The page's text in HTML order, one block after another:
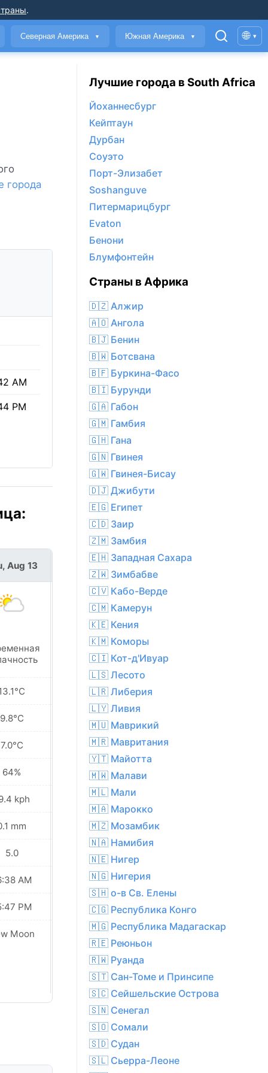
.
Северная Америка ▼ Южная Америка ▼ 🌐 ▾
города
AM
PM
Aug 13
9.8°C
7.0°C
64%
kph
mm
5.0
AM
PM
Moon
Fri, Aug 14
Солнечно
16.0°C
12.4°C
9.3°C
51%
8.6 kph
0.4 mm
6.0
06:37 AM
05:47 PM
Waxing
Crescent
Лучшие города в South Africa
Йоханнесбург
Кейптаун
Дурбан
Соуэто
Порт-Элизабет
Soshanguve
Питермарицбург
Evaton
Бенони
Блумфонтейн
Страны в Африка
🇩🇿 Алжир
🇦🇴 Ангола
🇧🇯 Бенин
🇧🇼 Ботсвана
🇧🇫 Буркина-Фасо
🇧🇮 Бурунди
🇬🇦 Габон
🇬🇲 Гамбия
🇬🇭 Гана
🇬🇳 Гвинея
🇬🇼 Гвинея-Бисау
🇩🇯 Джибути
🇪🇬 Египет
🇨🇩 Заир
🇿🇲 Замбия
🇪🇭 Западная Сахара
🇿🇼 Зимбабве
🇨🇻 Кабо-Верде
🇨🇲 Камерун
🇰🇪 Кения
🇰🇲 Коморы
🇨🇮 Кот-д'Ивуар
🇱🇸 Лесото
🇱🇷 Либерия
🇱🇾 Ливия
🇲🇺 Маврикий
🇲🇷 Мавритания
🇾🇹 Майотта
🇲🇼 Малави
🇲🇱 Мали
🇲🇦 Марокко
🇲🇿 Мозамбик
🇳🇦 Намибия
🇳🇪 Нигер
🇳🇬 Нигерия
🇸🇭 о-в Св. Елены
🇨🇬 Республика Конго
🇲🇬 Республика Мадагаскар
🇷🇪 Реюньон
🇷🇼 Руанда
🇸🇹 Сан-Томе и Принсипе
🇸🇨 Сейшельские Острова
🇸🇳 Сенегал
🇸🇴 Сомали
🇸🇩 Судан
🇸🇱 Сьерра-Леоне